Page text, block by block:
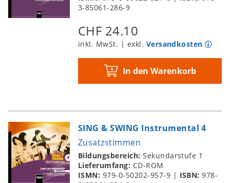
3-85061-286-9
CHF 24.10
inkl. MwSt. | exkl. Versandkosten
In den Warenkorb
SING & SWING Instrumental 4
Zusatzstimmen
Bildungsbereich:Sekundarstufe 1
Lieferumfang: CD-ROM
ISMN: 979-0-50202-957-9 | ISBN:978-